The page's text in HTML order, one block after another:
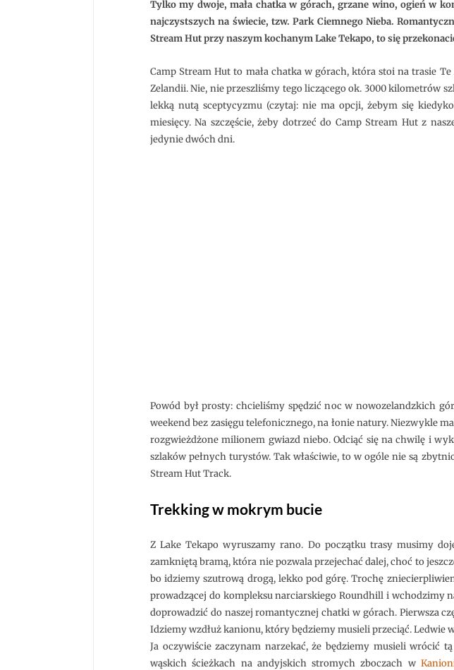
Tylko my dwoje, mała chatka w górach, grzane wino, ogień w
najczystszych na świecie, tzw. Park Ciemnego Nieba.
Stream Hut przy naszym kochanym Lake Tekapo, to się
Camp Stream Hut to mała chatka w górach, która stoi na trasie
Zelandii. Nie, nie przeszliśmy tego liczącego ok. 3000 kilometrów
lekką nutą sceptycyzmu (czytaj: nie ma opcji, żebym się
miesięcy. Na szczęście, żeby dotrzeć do Camp Stream Hut z
jedynie dwóch dni.
Powód był prosty: chcieliśmy spędzić noc w nowozelandzkich
weekend bez zasięgu telefonicznego, na łonie natury. Niezwykle
rozgwieżdżone milionem gwiazd niebo. Odciąć się na chwilę i
szlaków pełnych turystów. Tak właściwie, to w ogóle nie są
Stream Hut Track.
Trekking w mokrym bucie
Z Lake Tekapo wyruszamy rano. Do początku trasy musimy
zamkniętą bramą, która nie pozwala przejechać dalej, choć to
bo idziemy szutrową drogą, lekko pod górę. Trochę
prowadzącej do kompleksu narciarskiego Roundhill i wchodzimy
doprowadzić do naszej romantycznej chatki w górach. Pierwsza
Idziemy wzdłuż kanionu, który będziemy musieli przeciąć. Ledwie
Ja oczywiście zaczynam narzekać, że będziemy musieli wrócić
wąskich ścieżkach na andyjskich stromych zboczach w